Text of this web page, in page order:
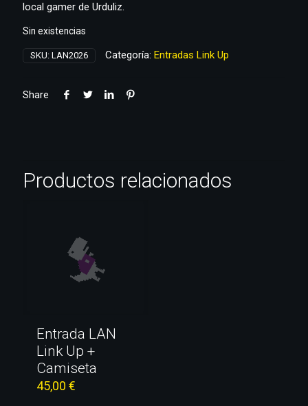
local gamer de Urduliz.
Sin existencias
SKU: LAN2026 Categoría: Entradas Link Up
Share
Productos relacionados
Entrada LAN
Link Up +
Camiseta
45,00 €